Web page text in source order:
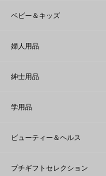
ベビー＆キッズ
婦人用品
紳士用品
学用品
ビューティー＆ヘルス
プチギフトセレクション